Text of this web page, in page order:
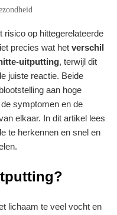
risico op hittegerelateerde
precies wat het verschil
uitputting, terwijl dit
juiste reactie. Beide
aan hoge
symptomen en de
elkaar. In dit artikel lees
te herkennen en snel en
lichaam te veel vocht en